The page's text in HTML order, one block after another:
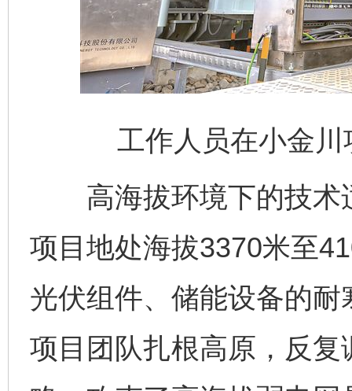
工作人员在小金
高海拔环境下的技术
项目地处海拔3370米至
光伏组件、储能设备的
项目团队扎根高原，反